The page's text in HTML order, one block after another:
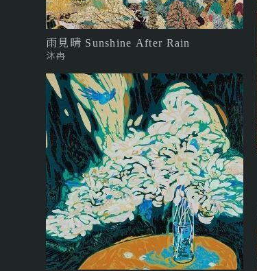
雨見晴 Sunshine After Rain
沐冉